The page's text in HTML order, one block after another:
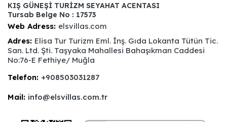
KIŞ GÜNEŞİ TURİZM SEYAHAT ACENTASI
Tursab Belge No : 17573
Web Adress: elsvillas.com
Adres: Elisa Tur Turizm Eml. İnş. Gıda Lokanta Tütün Tic.
San. Ltd. Şti. Taşyaka Mahallesi Bahaşıkman Caddesi
No:76-E Fethiye/ Muğla
Telefon: +908503031287
Mail: info@elsvillas.com.tr